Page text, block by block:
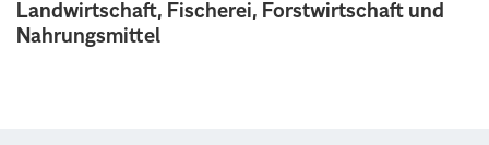
Landwirtschaft, Fischerei, Forstwirtschaft und
Nahrungsmittel